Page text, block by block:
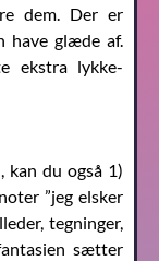
dem. Der er
have glæde af.
ekstra lykke-
kan du også 1)
”jeg elsker
tegninger,
sætter